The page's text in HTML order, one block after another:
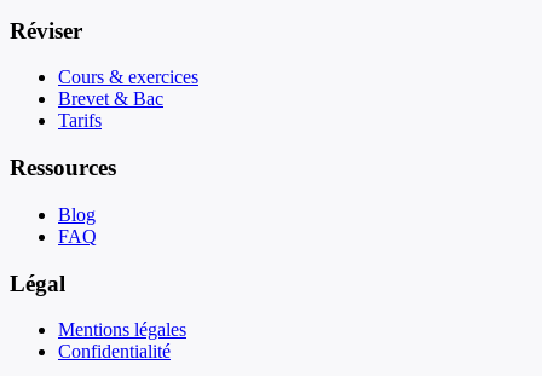
Réviser
Cours & exercices
Brevet & Bac
Tarifs
Ressources
Blog
FAQ
Légal
Mentions légales
Confidentialité